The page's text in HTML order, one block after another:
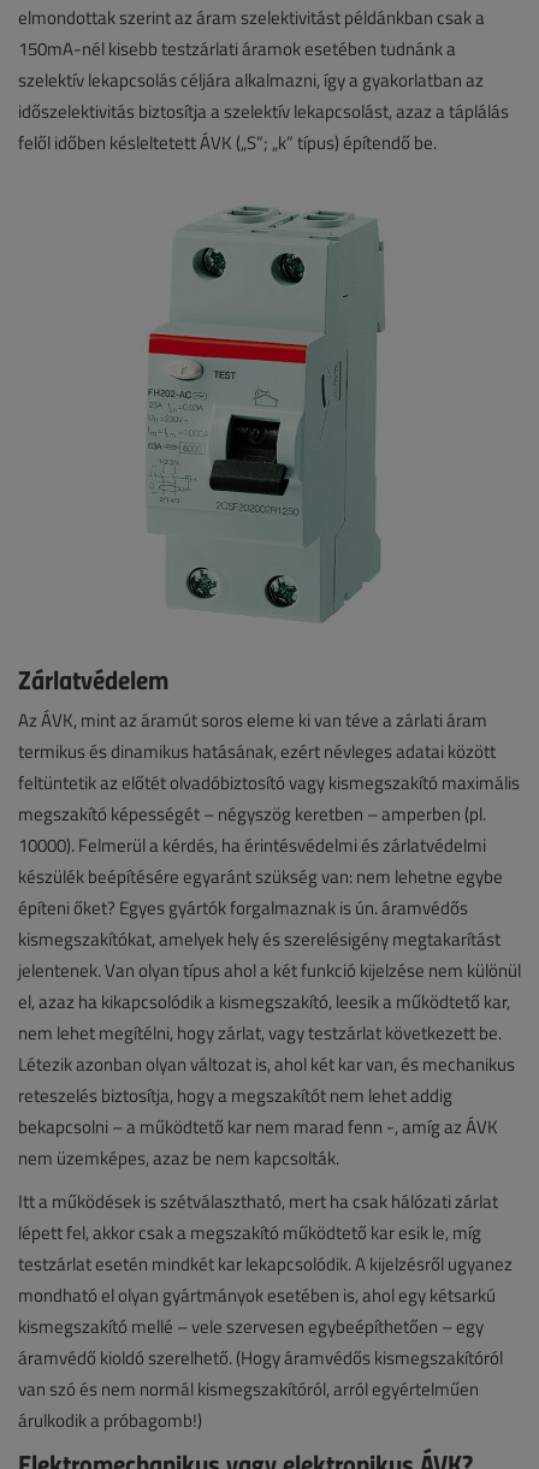
elmondottak szerint az áram szelektivitást példánkban csak a
150mA-nél kisebb testzárlati áramok esetében tudnánk a
szelektív lekapcsolás céljára alkalmazni, így a gyakorlatban az
időszelektivitás biztosítja a szelektív lekapcsolást, azaz a táplálás
felől időben késleltetett ÁVK („S”; „k” típus) építendő be.
Zárlatvédelem
Az ÁVK, mint az áramút soros eleme ki van téve a zárlati áram
termikus és dinamikus hatásának, ezért névleges adatai között
feltüntetik az előtét olvadóbiztosító vagy kismegszakító maximális
megszakító képességét – négyszög keretben – amperben (pl.
10000). Felmerül a kérdés, ha érintésvédelmi és zárlatvédelmi
készülék beépítésére egyaránt szükség van: nem lehetne egybe
építeni őket? Egyes gyártók forgalmaznak is ún. áramvédős
kismegszakítókat, amelyek hely és szerelésigény megtakarítást
jelentenek. Van olyan típus ahol a két funkció kijelzése nem különül
el, azaz ha kikapcsolódik a kismegszakító, leesik a működtető kar,
nem lehet megítélni, hogy zárlat, vagy testzárlat következett be.
Létezik azonban olyan változat is, ahol két kar van, és mechanikus
reteszelés biztosítja, hogy a megszakítót nem lehet addig
bekapcsolni – a működtető kar nem marad fenn -, amíg az ÁVK
nem üzemképes, azaz be nem kapcsolták.
Itt a működések is szétválasztható, mert ha csak hálózati zárlat
lépett fel, akkor csak a megszakító működtető kar esik le, míg
testzárlat esetén mindkét kar lekapcsolódik. A kijelzésről ugyanez
mondható el olyan gyártmányok esetében is, ahol egy kétsarkú
kismegszakító mellé – vele szervesen egybeépíthetően – egy
áramvédő kioldó szerelhető. (Hogy áramvédős kismegszakítóról
van szó és nem normál kismegszakítóról, arról egyértelműen
árulkodik a próbagomb!)